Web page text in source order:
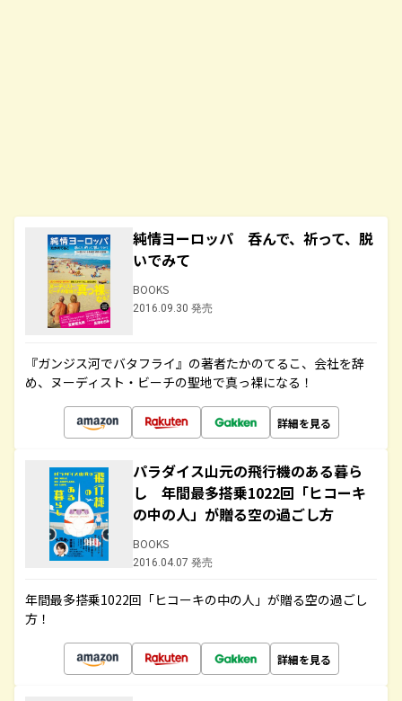
純情ヨーロッパ 呑んで、祈って、脱
いでみて
BOOKS
2016.09.30 発売
『ガンジス河でバタフライ』の著者たかのてるこ、会社を辞
め、ヌーディスト・ビーチの聖地で真っ裸になる！
詳細を見る
パラダイス山元の飛行機のある暮ら
し 年間最多搭乗1022回「ヒコーキ
の中の人」が贈る空の過ごし方
BOOKS
2016.04.07 発売
年間最多搭乗1022回「ヒコーキの中の人」が贈る空の過ごし
方！
詳細を見る